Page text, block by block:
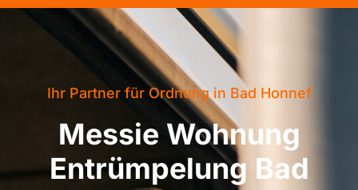
Ihr Partner für Ordnung in Bad Honnef
Messie Wohnung
Entrümpelung Bad